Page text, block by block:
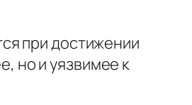
при достижении
но и уязвимее к